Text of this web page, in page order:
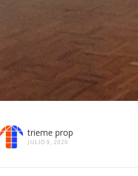
trieme prop
JULIO 9, 2020